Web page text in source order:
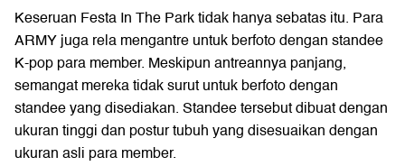
Keseruan Festa In The Park tidak hanya sebatas itu. Para
ARMY juga rela mengantre untuk berfoto dengan standee
K-pop para member. Meskipun antreannya panjang,
semangat mereka tidak surut untuk berfoto dengan
standee yang disediakan. Standee tersebut dibuat dengan
ukuran tinggi dan postur tubuh yang disesuaikan dengan
ukuran asli para member.